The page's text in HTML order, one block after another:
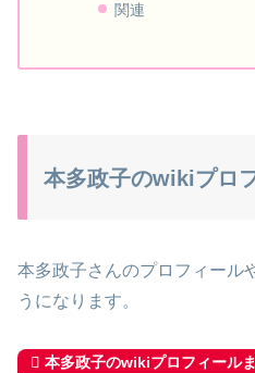
関連
本多政子のwikiプロ
本多政子さんのプロフィール
うになります。
本多政子のwikiプロフィール